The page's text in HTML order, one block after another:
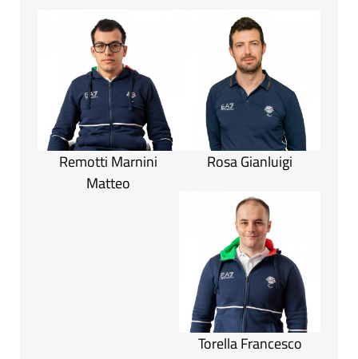
Remotti Marnini
Matteo
Rosa Gianluigi
Torella Francesco